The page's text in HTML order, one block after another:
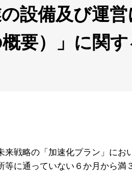
設備及び運
要）」に関
戦略の「加速化プラン」に
に通っていない６か月から